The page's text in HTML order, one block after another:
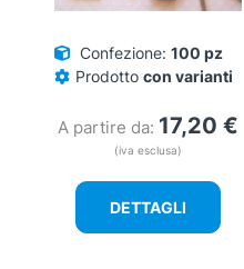
Confezione: 100 pz
Prodotto con varianti
A partire da: 17,20 €
(iva esclusa)
DETTAGLI